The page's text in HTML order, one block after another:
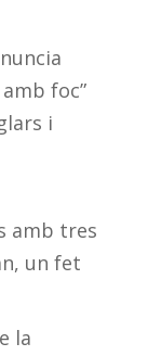
foc”
i
amb tres
un fet
la